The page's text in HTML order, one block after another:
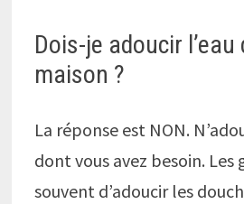
Dois-je adoucir
maison ?
La réponse est NON.
dont vous avez besoin. Les
souvent d’adoucir les